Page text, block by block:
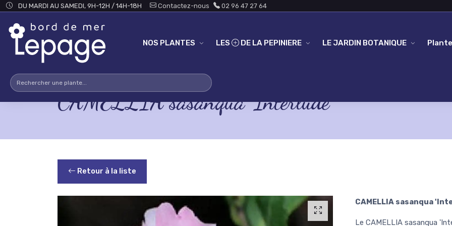
Skip to main content
DU MARDI AU SAMEDI, 9H-12H / 14H-18H Contactez-nous 02 96 47 27 64
NOS PLANTES LES DE LA PEPINIERE LE JARDIN BOTANIQUE
CAMELLIA sasanqua 'Interlude'
Retour à la liste
CAMELLIA sasanqua
Le CAMELLIA sasanqua